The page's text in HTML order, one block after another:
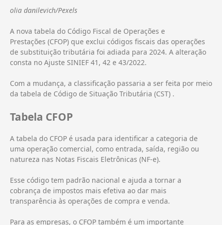
olia danilevich/Pexels
A nova tabela do Código Fiscal de Operações e
Prestações (CFOP) que exclui códigos fiscais das operações
de substituição tributária foi adiada para 2024. A alteração
consta no Ajuste SINIEF 41, 42 e 43/2022.
Com a mudança, a classificação passaria a ser feita por meio
da tabela de Código de Situação Tributária (CST) .
Tabela CFOP
A tabela do CFOP é usada para identificar a categoria de
uma operação comercial, como entrada, saída, região ou
natureza nas Notas Fiscais Eletrônicas (NF-e).
Esse código tem padrão nacional e ajuda a tornar a
cobrança de impostos mais efetiva ao dar mais
transparência às operações de compra e venda.
Para as empresas, o CFOP também é um importante